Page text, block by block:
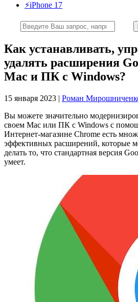
⚡️iPhone 17
Как устанавливать,
удалять расширения
Mac и ПК с Windows?
15 января 2023 | Роман
Вы можете значительно
своем Mac или ПК с Windows с
Интернет-магазине Chrome есть
эффективных расширений, которые
делать то, что стандартная версия
умеет.